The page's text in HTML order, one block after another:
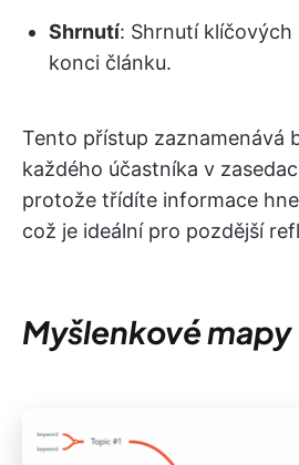
Shrnutí: Shrnutí klíčových
konci článku.
Tento přístup zaznamenává
každého účastníka v
protože třídíte informace
což je ideální pro pozdější
Myšlenkové mapy